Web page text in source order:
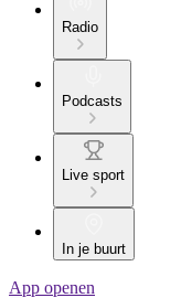
Radio
Podcasts
Live sport
In je buurt
App openen